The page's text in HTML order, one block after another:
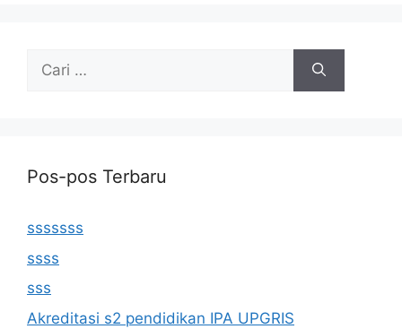
Cari
Pos-pos Terbaru
sssssss
ssss
sss
Akreditasi s2 pendidikan IPA UPGRIS